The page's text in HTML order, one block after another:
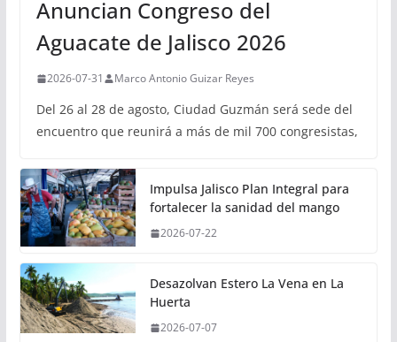
Anuncian Congreso del
Aguacate de Jalisco 2026
2026-07-31 Marco Antonio Guizar Reyes
Del 26 al 28 de agosto, Ciudad Guzmán será sede del
encuentro que reunirá a más de mil 700 congresistas,
Impulsa Jalisco Plan Integral para
fortalecer la sanidad del mango
2026-07-22
Desazolvan Estero La Vena en La
Huerta
2026-07-07